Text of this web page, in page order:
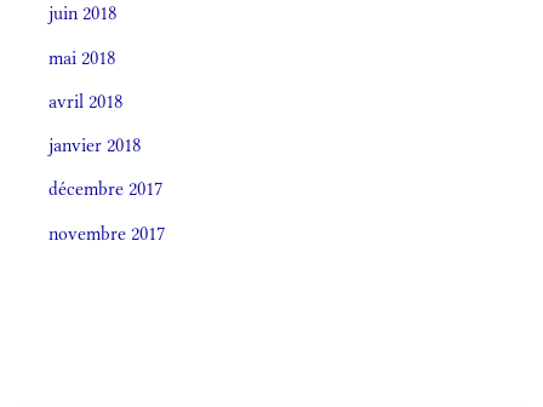
juin 2018
mai 2018
avril 2018
janvier 2018
décembre 2017
novembre 2017